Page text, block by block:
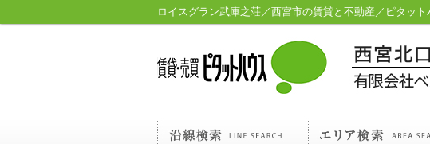
ロイスグラン武庫之荘／西宮市の賃貸と不動産／ピタッ